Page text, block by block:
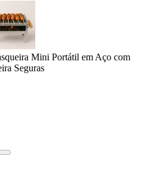
Mini Portátil em Aço com
Seguras